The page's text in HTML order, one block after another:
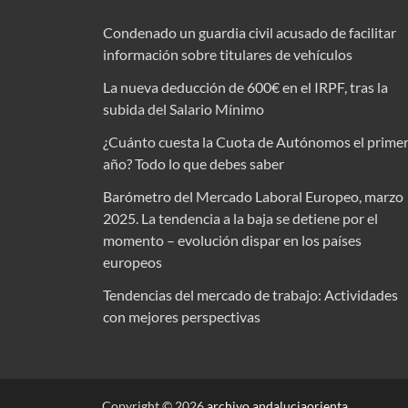
Condenado un guardia civil acusado de facilitar
información sobre titulares de vehículos
La nueva deducción de 600€ en el IRPF, tras la
subida del Salario Mínimo
¿Cuánto cuesta la Cuota de Autónomos el primer
año? Todo lo que debes saber
Barómetro del Mercado Laboral Europeo, marzo
2025. La tendencia a la baja se detiene por el
momento – evolución dispar en los países
europeos
Tendencias del mercado de trabajo: Actividades
con mejores perspectivas